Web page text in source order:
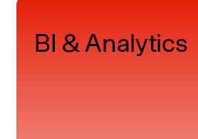
BI & Analytics